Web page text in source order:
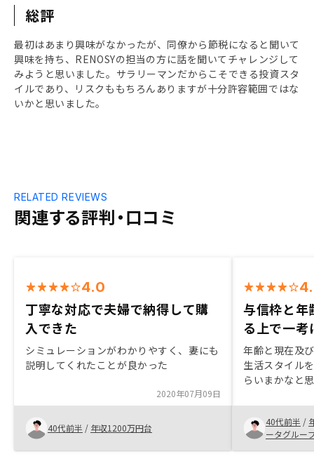
総評
最初はあまり興味がなかったが、同僚から節税になると聞いて
興味を持ち、RENOSYの担当の方に話を聞いてチャレンジして
みようと思いました。サラリーマンだからこそできる投資スタ
イルであり、リスクももちろんありますが十分許容範囲ではな
いかと思いました。
関連する評判・口コミ
RELATED REVIEWS
4.0
丁寧な対応で夫婦で納得して購
入できた
シミュレーションがわかりやすく、妻にも
説明してくれたことが良かった
2020年07月09日
40代前半 / 年収1200万円台
与信枠と年
る上で一考
年齢と現在及
生活スタイル
らいまかなと
ときに許容範
る。セールス
たというとこ
枠の活用、と
40代前半 /
ータグルー